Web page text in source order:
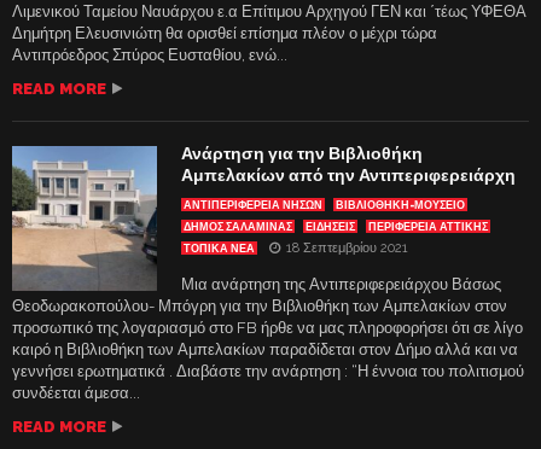
Λιμενικού Ταμείου Ναυάρχου ε.α Επίτιμου Αρχηγού ΓΕΝ και ΄τέως ΥΦΕΘΑ
Δημήτρη Ελευσινιώτη θα ορισθεί επίσημα πλέον ο μέχρι τώρα
Αντιπρόεδρος Σπύρος Ευσταθίου, ενώ...
READ MORE
Ανάρτηση για την Βιβλιοθήκη
Αμπελακίων από την Αντιπεριφερειάρχη
ΑΝΤΙΠΕΡΙΦΈΡΕΙΑ ΝΉΣΩΝ
ΒΙΒΛΙΟΘΉΚΗ-ΜΟΥΣΕΊΟ
ΔΗΜΟΣ ΣΑΛΑΜΙΝΑΣ
ΕΙΔΗΣΕΙΣ
ΠΕΡΙΦΕΡΕΙΑ ΑΤΤΙΚΗΣ
ΤΟΠΙΚΑ ΝΕΑ
18 Σεπτεμβρίου 2021
Μια ανάρτηση της Αντιπεριφερειάρχου Βάσως
Θεοδωρακοπούλου- Μπόγρη για την Βιβλιοθήκη των Αμπελακίων στον
προσωπικό της λογαριασμό στο FB ήρθε να μας πληροφορήσει ότι σε λίγο
καιρό η Βιβλιοθήκη των Αμπελακίων παραδίδεται στον Δήμο αλλά και να
γεννήσει ερωτηματικά . Διαβάστε την ανάρτηση : “Η έννοια του πολιτισμού
συνδέεται άμεσα...
READ MORE